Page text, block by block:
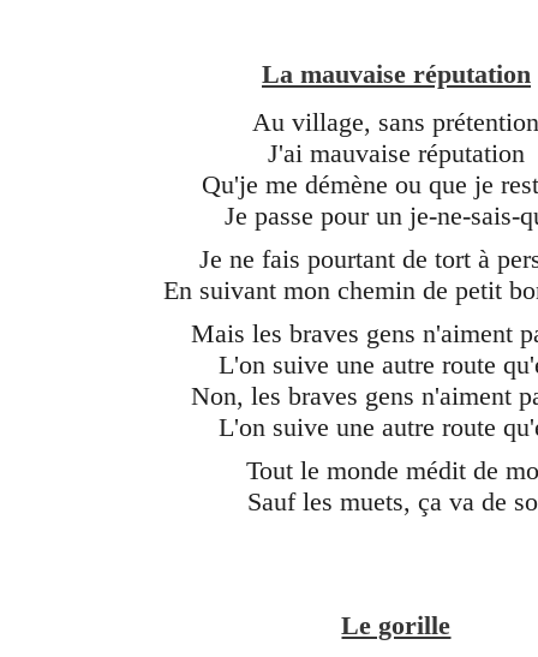
La mauvaise réputation
Au village, sans
J'ai mauvaise réputation
Qu'je me démène ou que je
Je passe pour un je-ne-sais-
Je ne fais pourtant de tort à
En suivant mon chemin de petit
Mais les braves gens n'aiment
L'on suive une autre route
Non, les braves gens n'aiment
L'on suive une autre route
Tout le monde médit de
Sauf les muets, ça va de
Le gorille